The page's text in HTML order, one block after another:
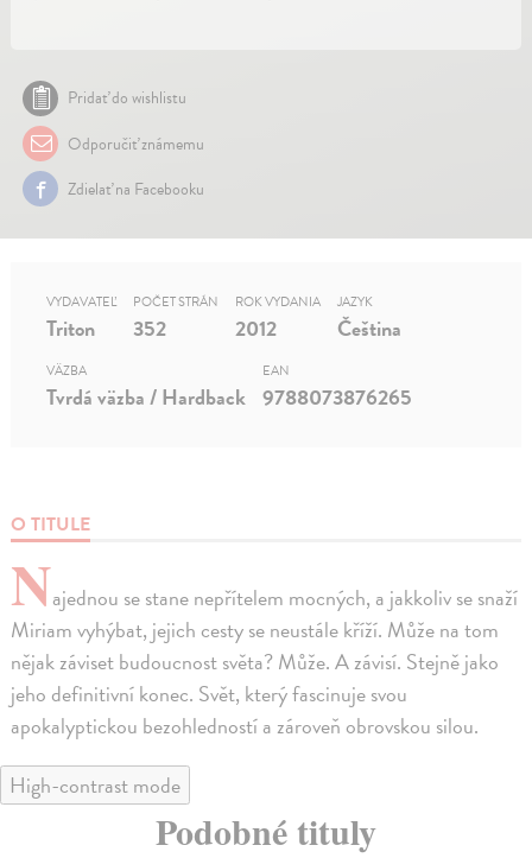
Pridať do wishlistu
Odporučiť známemu
Zdielať na Facebooku
O TITULE
Najednou se stane nepřítelem mocných, a jakkoliv se snaží
Miriam vyhýbat, jejich cesty se neustále kříží. Může na tom
nějak záviset budoucnost světa? Může. A závisí. Stejně jako
jeho definitivní konec. Svět, který fascinuje svou
apokalyptickou bezohledností a zároveň obrovskou silou.
VYDAVATEĽ
Triton
POČET STRÁN
352
ROK VYDANIA
2012
JAZYK
Čeština
VÄZBA
Tvrdá väzba / Hardback
EAN
9788073876265
High-contrast mode
Podobné tituly